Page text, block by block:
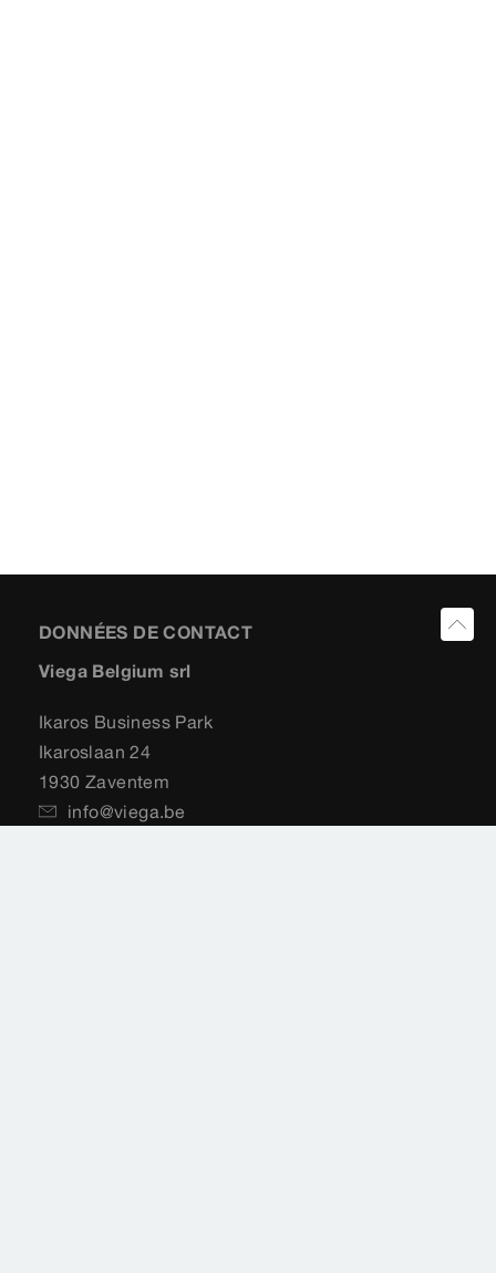
DONNÉES DE CONTACT
Viega Belgium srl
Ikaros Business Park
Ikaroslaan 24
1930 Zaventem
info@viega.be